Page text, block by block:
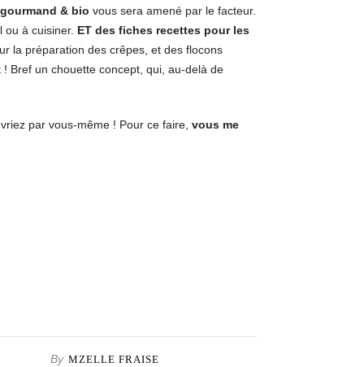
& bio vous sera amené par le facteur.
ou à cuisiner. ET des fiches recettes pour les
la préparation des crêpes, et des flocons
! Bref un chouette concept, qui, au-delà de
par vous-même ! Pour ce faire, vous me
By MZELLE FRAISE